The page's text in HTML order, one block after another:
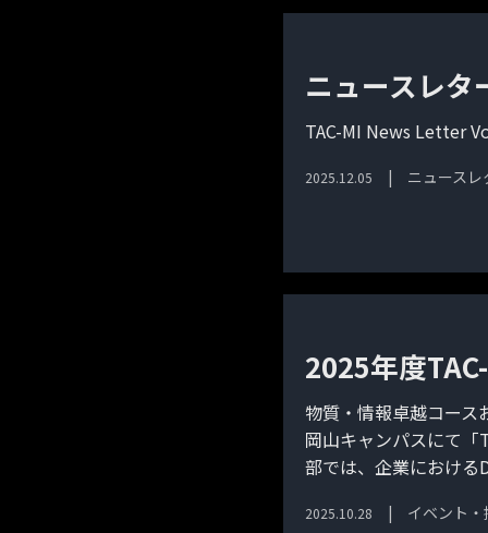
ニュースレ
TAC-MI News Letter
2025.12.05 ニュースレ
2025年度
物質・情報卓越コー
岡山キャンパスにて「
部では、企業におけ
2025.10.28 イベント・